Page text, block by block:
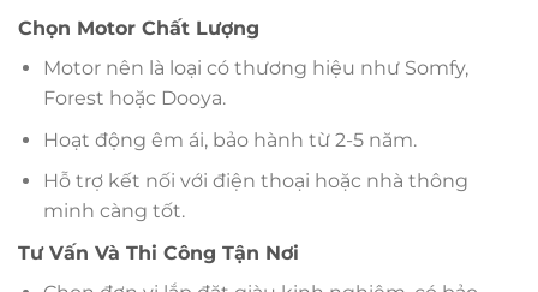
Chọn Motor Chất Lượng
Motor nên là loại có thương hiệu như Somfy,
Forest hoặc Dooya.
Hoạt động êm ái, bảo hành từ 2-5 năm.
Hỗ trợ kết nối với điện thoại hoặc nhà thông
minh càng tốt.
Tư Vấn Và Thi Công Tận Nơi